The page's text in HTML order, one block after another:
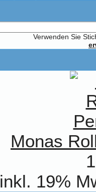
Verwenden Sie
Monas
inkl. 19%